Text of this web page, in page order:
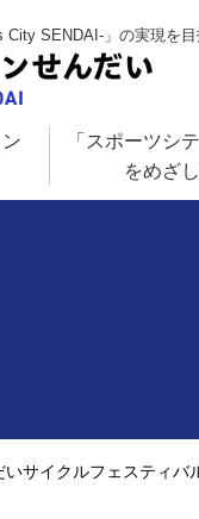
City SENDAI-」の実現を
「スポーツシ
をめざ
いサイクルフェスティ